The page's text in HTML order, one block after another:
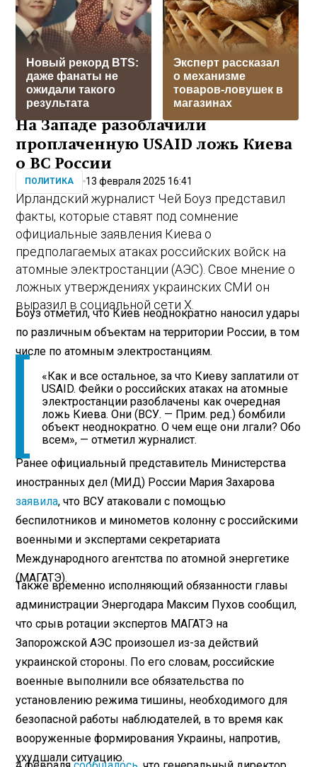
Новый рекорд BTS:
даже фанаты не
ожидали такого
результата
Эксперт рассказал
о механизме
товаров-ловушек в
магазинах
На Западе разоблачили
проплаченную USAID ложь Киева
о ВС России
ПОЛИТИКА 13 февраля 2025 16:41
Ирландский журналист Чей Боуз представил
факты, которые ставят под сомнение
официальные заявления Киева о
предполагаемых атаках российских войск на
атомные электростанции (АЭС). Свое мнение о
ложных утверждениях украинских СМИ он
выразил в социальной сети X.
Боуз отметил, что Киев неоднократно наносил удары
по различным объектам на территории России, в том
числе по атомным электростанциям.
«Как и все остальное, за что Киеву заплатили от
USAID. Фейки о российских атаках на атомные
электростанции разоблачены как очередная
ложь Киева. Они (ВСУ. — Прим. ред.) бомбили
объект неоднократно. О чем еще они лгали? Обо
всем», — отметил журналист.
Ранее официальный представитель Министерства
иностранных дел (МИД) России Мария Захарова
заявила, что ВСУ атаковали с помощью
беспилотников и минометов колонну с российскими
военными и экспертами секретариата
Международного агентства по атомной энергетике
(МАГАТЭ).
Также временно исполняющий обязанности главы
администрации Энергодара Максим Пухов сообщил,
что срыв ротации экспертов МАГАТЭ на
Запорожской АЭС произошел из-за действий
украинской стороны. По его словам, российские
военные выполнили все обязательства по
установлению режима тишины, необходимого для
безопасной работы наблюдателей, в то время как
вооруженные формирования Украины, напротив,
ухудшали ситуацию.